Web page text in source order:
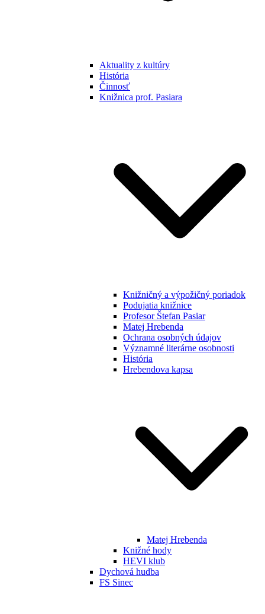
Aktuality z kultúry
História
Činnosť
Knižnica prof. Pasiara
Knižničný a výpožičný poriadok
Podujatia knižnice
Profesor Štefan Pasiar
Matej Hrebenda
Ochrana osobných údajov
Významné literárne osobnosti
História
Hrebendova kapsa
Matej Hrebenda
Knižné hody
HEVI klub
Dychová hudba
FS Sinec